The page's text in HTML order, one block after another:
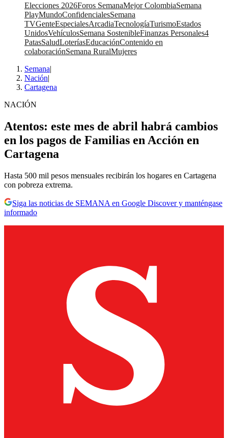
Elecciones 2026Foros SemanaMejor ColombiaSemana
PlayMundoConfidencialesSemana
TVGenteEspecialesArcadiaTecnologíaTurismoEstados
UnidosVehículosSemana SostenibleFinanzas Personales4
PatasSaludLoteríasEducaciónContenido en
colaboraciónSemana RuralMujeres
Semana|
Nación|
Cartagena
NACIÓN
Atentos: este mes de abril habrá cambios
en los pagos de Familias en Acción en
Cartagena
Hasta 500 mil pesos mensuales recibirán los hogares en Cartagena
con pobreza extrema.
Siga las noticias de SEMANA en Google Discover y manténgase
informado